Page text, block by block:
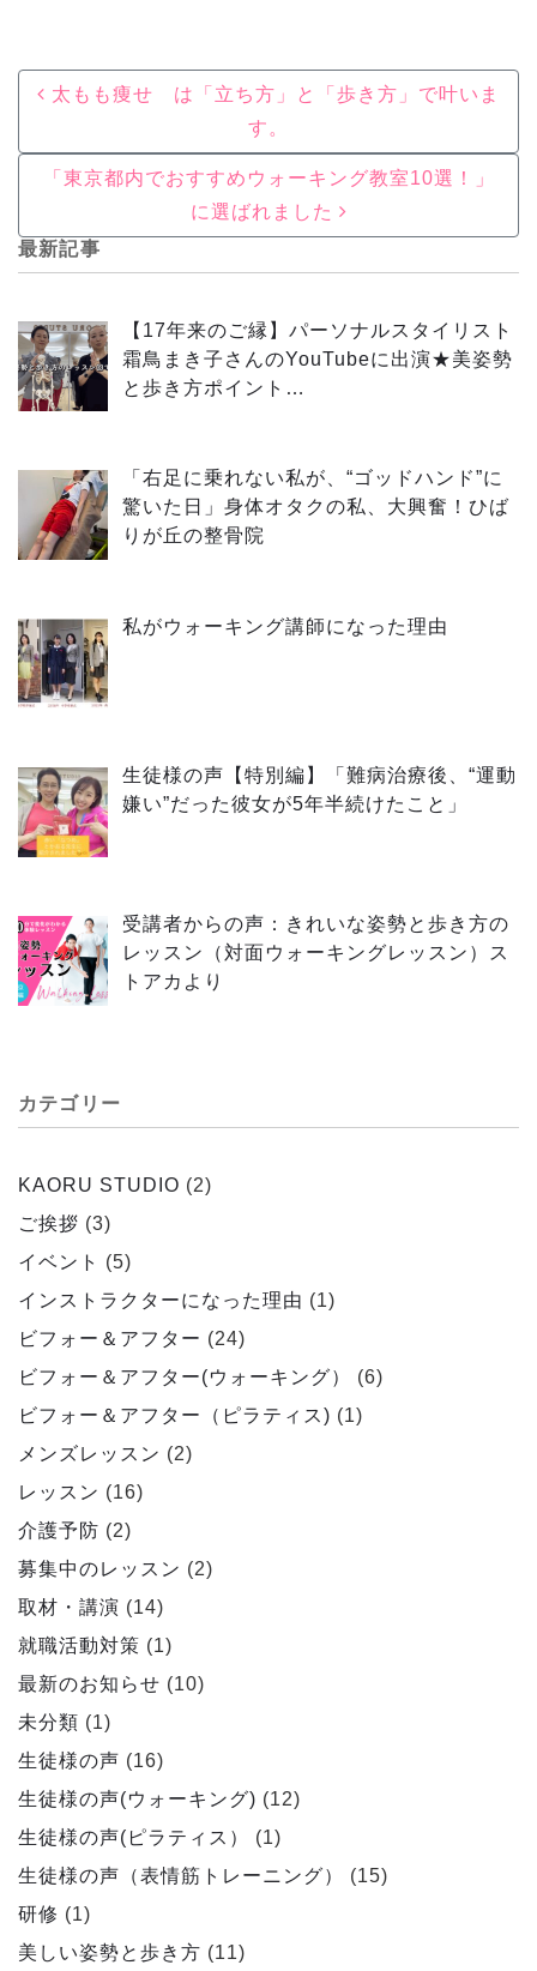
Post navigation
太もも痩せ は「立ち方」と「歩き方」で叶いま
す。
「東京都内でおすすめウォーキング教室10選！」
に選ばれました
最新記事
【17年来のご縁】パーソナルスタイリスト
霜鳥まき子さんのYouTubeに出演★美姿勢
と歩き方ポイント…
「右足に乗れない私が、“ゴッドハンド”に
驚いた日」身体オタクの私、大興奮！ひば
りが丘の整骨院
私がウォーキング講師になった理由
生徒様の声【特別編】「難病治療後、“運動
嫌い”だった彼女が5年半続けたこと」
受講者からの声：きれいな姿勢と歩き方の
レッスン（対面ウォーキングレッスン）ス
トアカより
カテゴリー
KAORU STUDIO (2)
ご挨拶 (3)
イベント
(5)
インストラクターになった理由 (1)
ビフォー＆アフター (24)
ビフォー＆アフター(ウォーキング）
(6)
ビフォー＆アフター（ピラティス) (1)
メンズレッスン (2)
レッスン (16)
介護予防 (2)
募集中のレッスン (2)
取材・講演 (14)
就職活動対策 (1)
最新のお知らせ (10)
未分類 (1)
生徒様の声 (16)
生徒様の声(ウォーキング) (12)
生徒様の声(ピラティス）
(1)
生徒様の声（表情筋トレーニング）
(15)
研修 (1)
美しい姿勢と歩き方 (11)